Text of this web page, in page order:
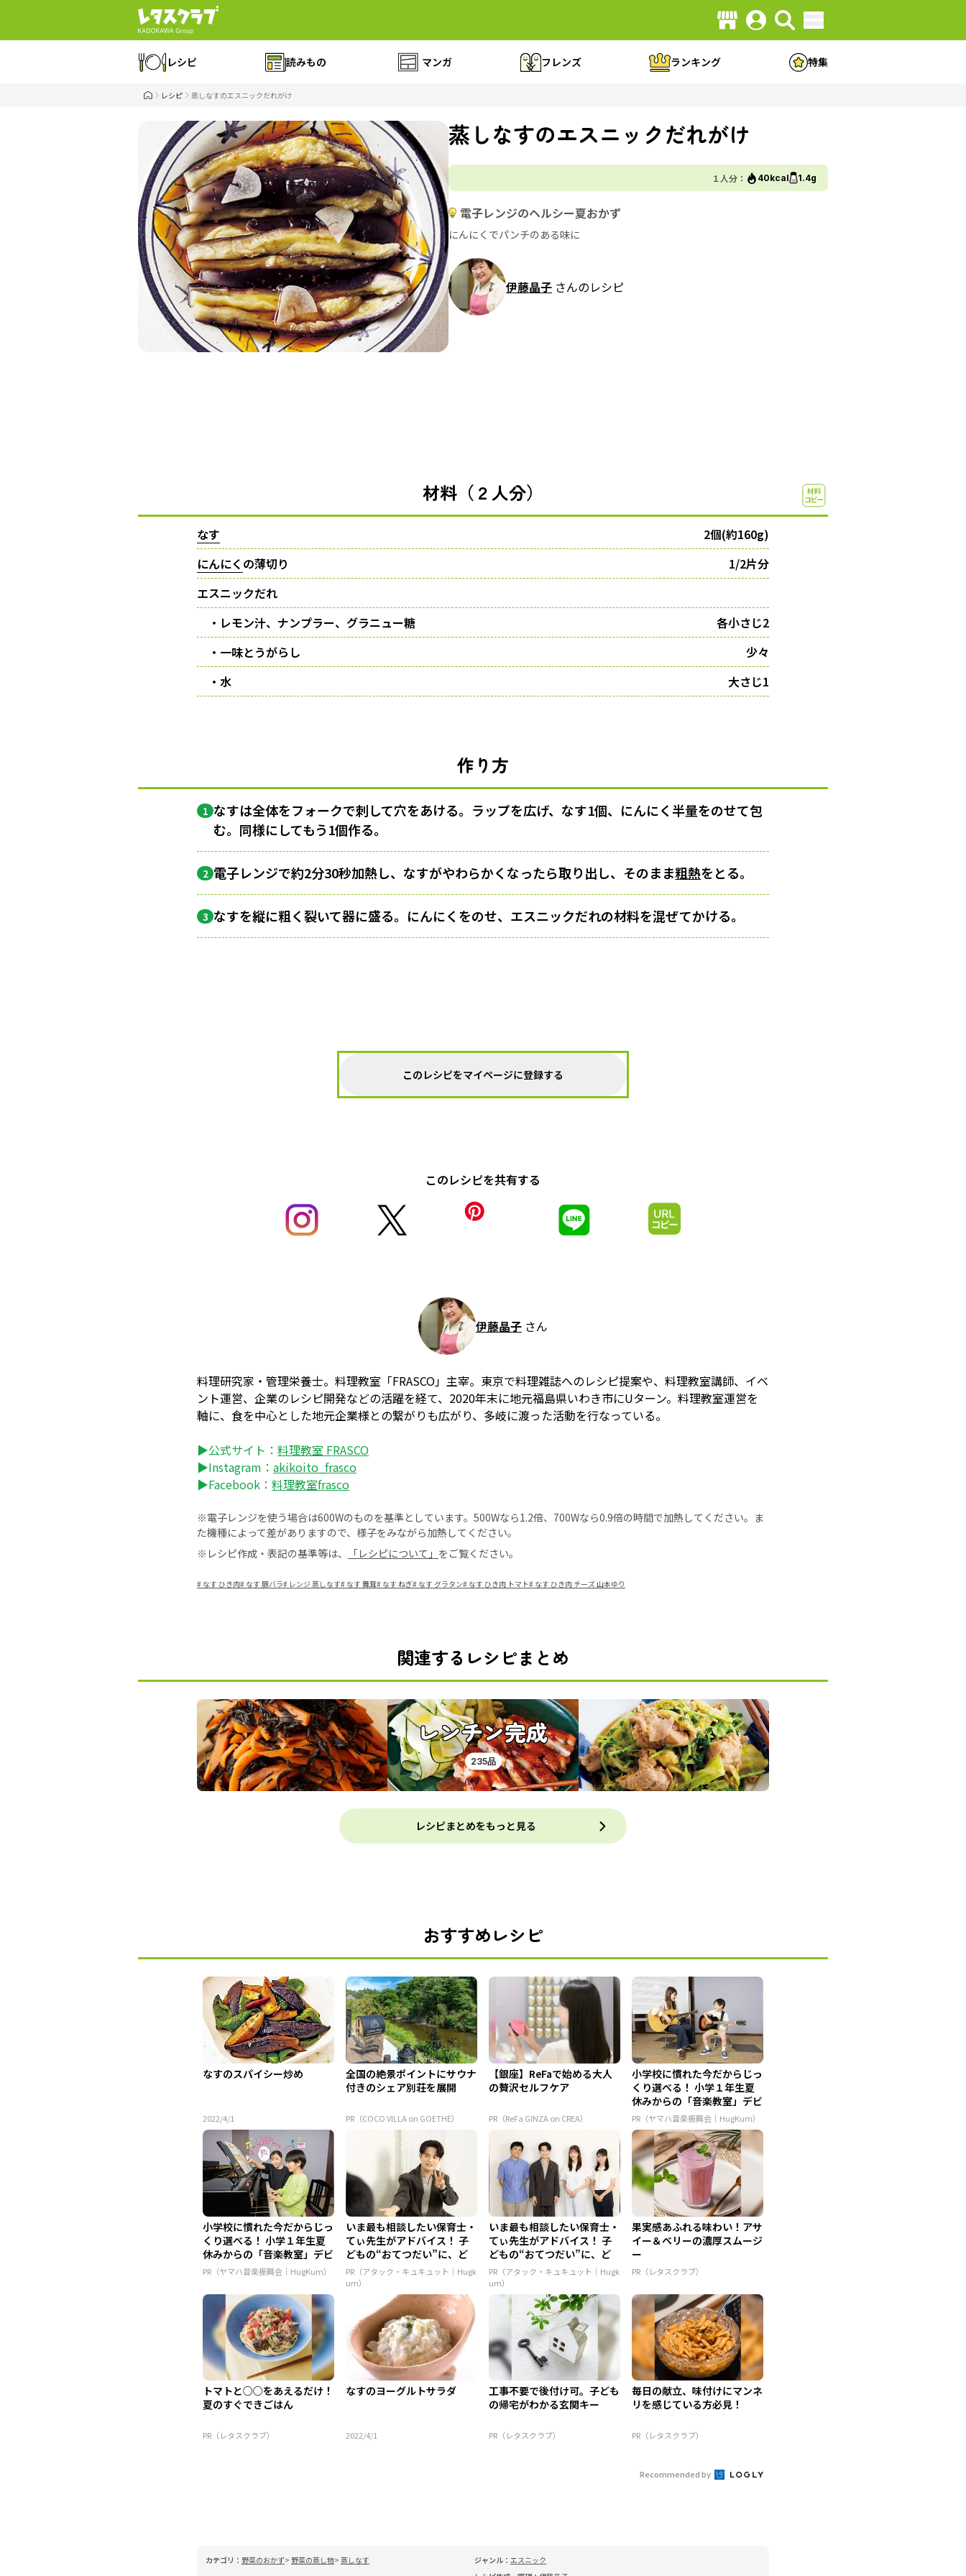
レシピ 読みもの マンガ フレンズ ランキング 特集
レシピ 蒸しなすのエスニックだれがけ
蒸しなすのエスニックだれがけ
１人分： 40kcal 1.4g
電子レンジのヘルシー夏おかず
にんにくでパンチのある味に
伊藤晶子 さんのレシピ
材料（２人分）
なす
2個(約160g)
にんにく の薄切り
1/2片分
エスニックだれ
・レモン汁、ナンプラー、グラニュー糖
各小さじ2
・一味とうがらし
少々
・水
大さじ1
作り方
1 なすは全体をフォークで刺して穴をあける。ラップを広げ、なす1個、にんにく半量をのせて包
む。同様にしてもう1個作る。
2 電子レンジで約2分30秒加熱し、なすがやわらかくなったら取り出し、そのまま粗熱をとる。
3 なすを縦に粗く裂いて器に盛る。にんにくをのせ、エスニックだれの材料を混ぜてかける。
このレシピをマイページに登録する
このレシピを共有する
伊藤晶子 さん
料理研究家・管理栄養士。料理教室「FRASCO」主宰。東京で料理雑誌へのレシピ提案や、料理教室講師、イベ
ント運営、企業のレシピ開発などの活躍を経て、2020年末に地元福島県いわき市にUターン。料理教室運営を
軸に、食を中心とした地元企業様との繋がりも広がり、多岐に渡った活動を行なっている。
▶公式サイト： 料理教室 FRASCO
▶Instagram： akikoito_frasco
▶Facebook： 料理教室frasco
※電子レンジを使う場合は600Wのものを基準としています。500Wなら1.2倍、700Wなら0.9倍の時間で加熱してください。ま
た機種によって差がありますので、様子をみながら加熱してください。
※レシピ作成・表記の基準等は、
「レシピについて」 をご覧ください。
# なす ひき肉# なす 豚バラ# レンジ 蒸しなす# なす 舞茸# なす ねぎ# なす グラタン# なす ひき肉 トマト# なす ひき肉 チーズ 山本ゆり
関連するレシピまとめ
レンチン完成
235品
レシピまとめをもっと見る
おすすめレシピ
なすのスパイシー炒め
2022/4/1
全国の絶景ポイントにサウナ
付きのシェア別荘を展開
PR（COCO VILLA on GOETHE）
【銀座】ReFaで始める大人
の贅沢セルフケア
PR（ReFa GINZA on CREA）
小学校に慣れた今だからじっ
くり選べる！ 小学１年生夏
休みからの「音楽教室」デビ
ュ...
PR（ヤマハ音楽振興会｜HugKum）
小学校に慣れた今だからじっ
くり選べる！ 小学１年生夏
休みからの「音楽教室」デビ
ュ...
PR（ヤマハ音楽振興会｜HugKum）
いま最も相談したい保育士・
てぃ先生がアドバイス！ 子
どもの“おてつだい”に、ど
ん...
PR（アタック・キュキュット｜Hugk
um）
いま最も相談したい保育士・
てぃ先生がアドバイス！ 子
どもの“おてつだい”に、ど
ん...
PR（アタック・キュキュット｜Hugk
um）
果実感あふれる味わい！アサ
イー＆ベリーの濃厚スムージ
ー
PR（レタスクラブ）
トマトと○○をあえるだけ！
夏のすぐできごはん
PR（レタスクラブ）
なすのヨーグルトサラダ
2022/4/1
工事不要で後付け可。子ども
の帰宅がわかる玄関キー
PR（レタスクラブ）
毎日の献立、味付けにマンネ
リを感じている方必見！
PR（レタスクラブ）
Recommended by
カテゴリ： 野菜のおかず 野菜の蒸し物 蒸しなす
ジャンル： エスニック